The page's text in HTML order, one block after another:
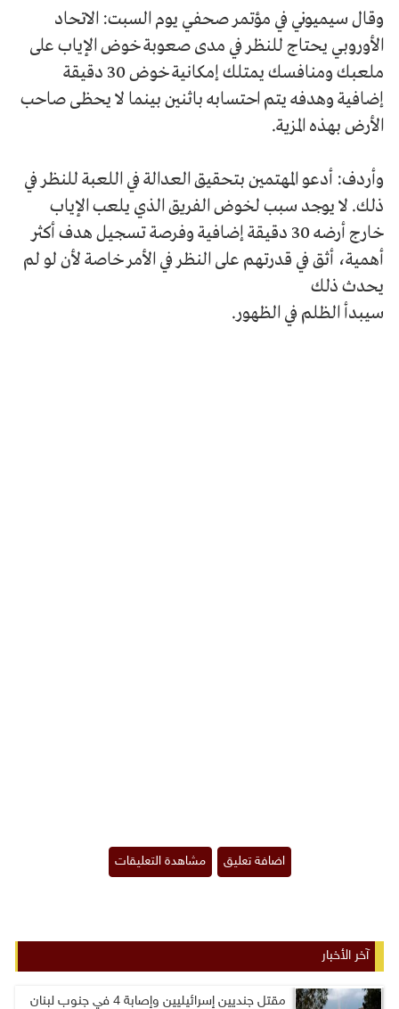
وقال سيميوني في مؤتمر صحفي يوم السبت: الاتحاد
الأوروبي يحتاج للنظر في مدى صعوبة خوض الإياب على
ملعبك ومنافسك يمتلك إمكانية خوض 30 دقيقة
إضافية وهدفه يتم احتسابه باثنين بينما لا يحظى صاحب
الأرض بهذه المزية.
وأردف: أدعو المهتمين بتحقيق العدالة في اللعبة للنظر في
ذلك. لا يوجد سبب لخوض الفريق الذي يلعب الإياب
خارج أرضه 30 دقيقة إضافية وفرصة تسجيل هدف أكثر
أهمية، أثق في قدرتهم على النظر في الأمر خاصة لأن لو لم
يحدث ذلك
سيبدأ الظلم في الظهور.
آخر الأخبار
مقتل جنديين إسرائيليين وإصابة 4 في جنوب لبنان